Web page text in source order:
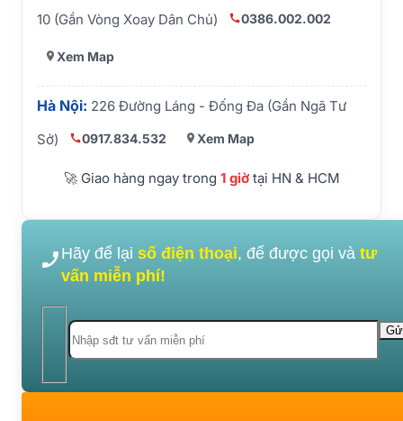
10 (Gần Vòng Xoay Dân Chủ)
0386.002.002
Xem Map
Hà Nội: 226 Đường Láng - Đống Đa (Gần Ngã Tư
Sở)
0917.834.532 Xem Map
🚀 Giao hàng ngay trong 1 giờtại HN & HCM
Hãy để lại số điện thoại, để được gọi và tư
vấn miễn phí!